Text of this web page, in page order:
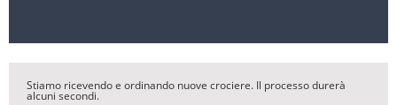
Stiamo ricevendo e ordinando nuove crociere. Il processo durerà
alcuni secondi.